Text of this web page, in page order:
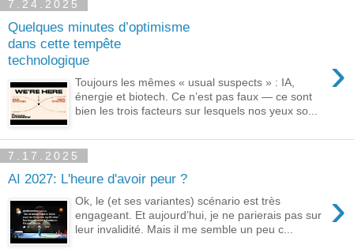
7.24.2025
Quelques minutes d’optimisme
dans cette tempête
technologique
›
Toujours les mêmes « usual suspects » : IA,
énergie et biotech. Ce n’est pas faux — ce sont
bien les trois facteurs sur lesquels nos yeux so...
7.17.2025
AI 2027: L'heure d'avoir peur ?
›
Ok, le (et ses variantes) scénario est très
engageant. Et aujourd’hui, je ne parierais pas sur
leur invalidité. Mais il me semble un peu c...